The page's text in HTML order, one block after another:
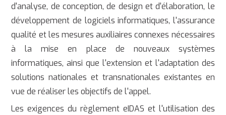
d'analyse, de conception, de design et d'élaboration, le
développement de logiciels informatiques, l'assurance
qualité et les mesures auxiliaires connexes nécessaires
à la mise en place de nouveaux systèmes
informatiques, ainsi que l'extension et l'adaptation des
solutions nationales et transnationales existantes en
vue de réaliser les objectifs de l'appel.
Les exigences du règlement eIDAS et l'utilisation des